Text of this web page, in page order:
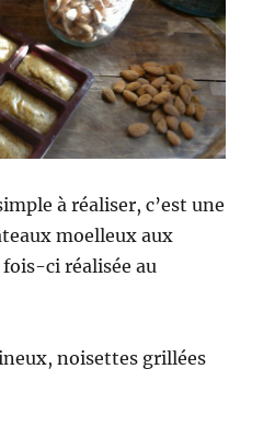
à réaliser, c’est une
moelleux aux
ci réalisée au
noisettes grillées